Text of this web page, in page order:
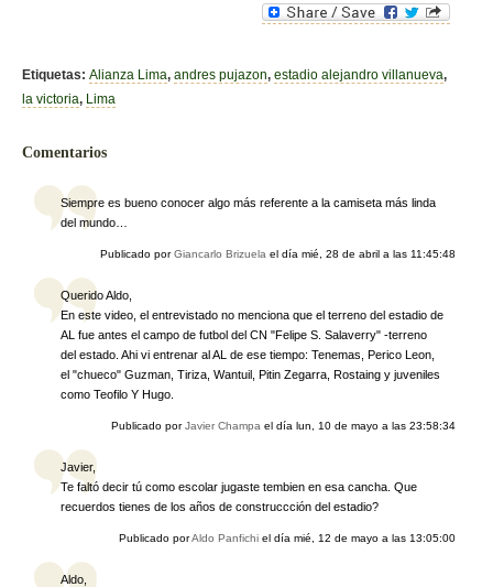
b
o
o
k
ar
Etiquetas: Alianza Lima, andres pujazon, estadio alejandro villanueva,
la victoria, Lima
Comentarios
Siempre es bueno conocer algo más referente a la camiseta más linda
del mundo…
Publicado porGiancarlo Brizuela el díamié, 28 de abril a las 11:45:48
Querido Aldo,
En este video, el entrevistado no menciona que el terreno del estadio de
AL fue antes el campo de futbol del CN "Felipe S. Salaverry" -terreno
del estado. Ahi vi entrenar al AL de ese tiempo: Tenemas, Perico Leon,
el "chueco" Guzman, Tiriza, Wantuil, Pitin Zegarra, Rostaing y juveniles
como Teofilo Y Hugo.
Publicado porJavier Champa el díalun, 10 de mayo a las 23:58:34
Javier,
Te faltó decir tú como escolar jugaste tembien en esa cancha. Que
recuerdos tienes de los años de construccción del estadio?
Publicado porAldo Panfichi el díamié, 12 de mayo a las 13:05:00
Aldo,